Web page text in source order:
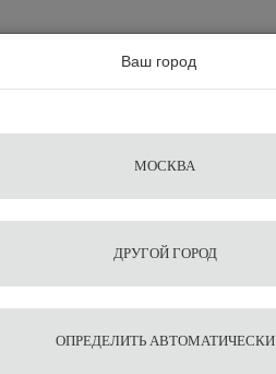
средства
Lavado 1 кг
Ваш город
МОСКВА
ДРУГОЙ ГОРОД
ОПРЕДЕЛИТЬ АВТОМАТИЧЕСКИ